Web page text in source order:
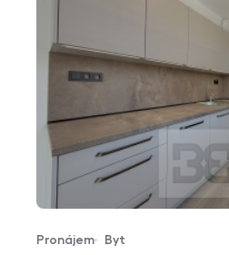
Typ nabídky
Pronájem
Typ nemovitosti
Byt